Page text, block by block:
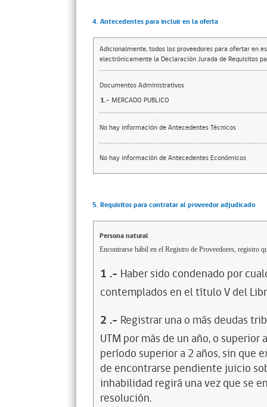
4. Antecedentes para incluir en la oferta
Adicionalmente, todos los proveedores para ofertar en
electrónicamente la Declaración Jurada de Requisitos
Documentos Administrativos
1.- MERCADO PUBLICO
No hay información de Antecedentes Técnicos
No hay información de Antecedentes Económicos
5. Requisitos para contratar al proveedor adjudicado
Persona natural
Encontrarse hábil en el Registro de Proveedores, registro
1 .- Haber sido condenado por
contemplados en el título V del
2 .- Registrar una o más deudas
UTM por más de un año, o
período superior a 2 años, sin que
de encontrarse pendiente juicio
inhabilidad regirá una vez que se
resolución.